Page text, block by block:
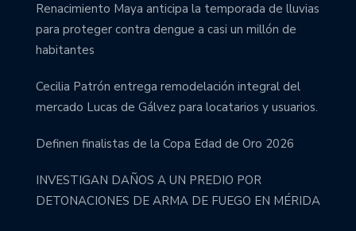
Renacimiento Maya anticipa la temporada de lluvias
para proteger contra dengue a casi un millón de
habitantes
Cecilia Patrón entrega remodelación integral del
mercado Lucas de Gálvez para locatarios y usuarios.
Definen finalistas de la Copa Edad de Oro 2026
INVESTIGAN DAÑOS A UN PREDIO POR
DETONACIONES DE ARMA DE FUEGO EN MÉRIDA